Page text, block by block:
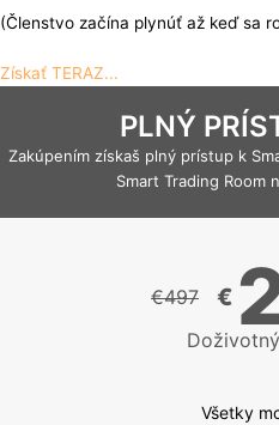
(Členstvo začína plynúť až keď sa
Získať TERAZ...
PLNÝ
Zakúpením získaš plný prístup k
Smart Trading Room
€497 €
Všetky